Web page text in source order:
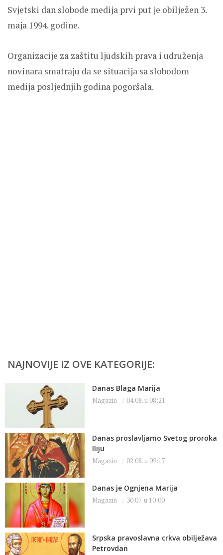
Svjetski dan slobode medija prvi put je obilježen 3.
maja 1994. godine.
Organizacije za zaštitu ljudskih prava i udruženja
novinara smatraju da se situacija sa slobodom
medija posljednjih godina pogoršala.
NAJNOVIJE IZ OVE KATEGORIJE:
Danas Blaga Marija
Magazin 04.08. u 08:21
Danas proslavljamo Svetog proroka
Iliju
Magazin 02.08. u 09:17
Danas je Ognjena Marija
Magazin 30.07. u 10:00
Srpska pravoslavna crkva obilježava
Petrovdan